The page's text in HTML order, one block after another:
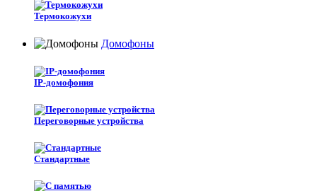
Термокожухи
Домофоны
IP-домофония
Переговорные устройства
Стандартные